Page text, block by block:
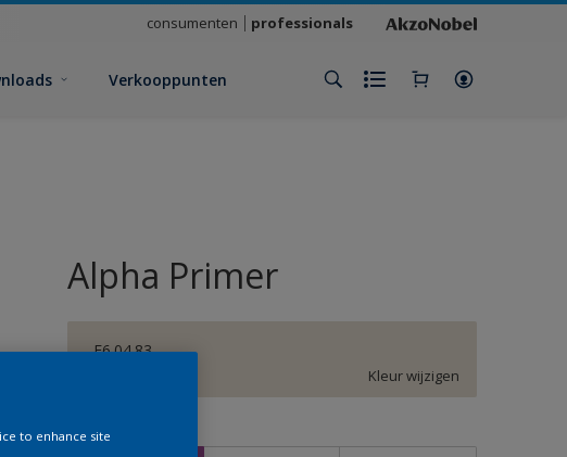
consumenten professionals
Verkooppunten
Alpha Primer
F6.04.83
Kleur wijzigen
Grootte
to enhance site